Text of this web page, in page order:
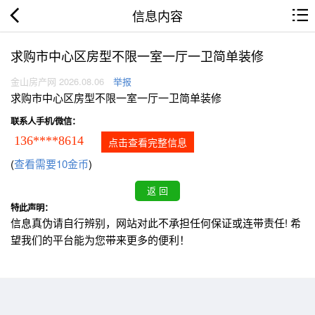
信息内容
求购市中心区房型不限一室一厅一卫简单装修
金山房产网 2026.08.06 举报
求购市中心区房型不限一室一厅一卫简单装修
联系人手机/微信：
136****8614 点击查看完整信息
(查看需要10金币)
特此声明：
信息真伪请自行辨别，网站对此不承担任何保证或连带责任! 希
望我们的平台能为您带来更多的便利！